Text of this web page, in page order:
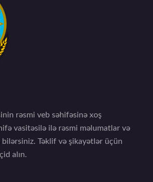
rəsmi veb səhifəsinə xoş
vasitəsilə ilə rəsmi məlumatlar və
bilərsiniz. Təklif və şikayətlər üçün
alın.